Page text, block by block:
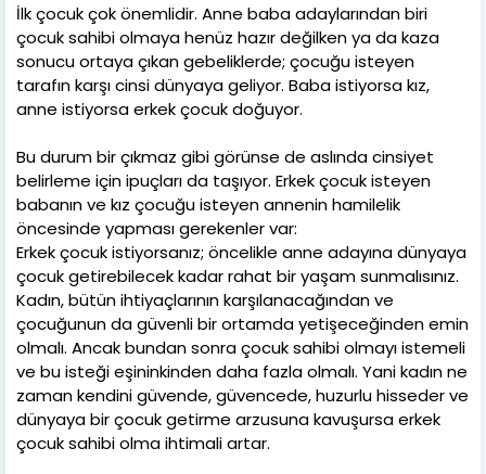
İlk çocuk çok önemlidir. Anne baba adaylarından biri
çocuk sahibi olmaya henüz hazır değilken ya da kaza
sonucu ortaya çıkan gebeliklerde; çocuğu isteyen
tarafın karşı cinsi dünyaya geliyor. Baba istiyorsa kız,
anne istiyorsa erkek çocuk doğuyor.
Bu durum bir çıkmaz gibi görünse de aslında cinsiyet
belirleme için ipuçları da taşıyor. Erkek çocuk isteyen
babanın ve kız çocuğu isteyen annenin hamilelik
öncesinde yapması gerekenler var:
Erkek çocuk istiyorsanız; öncelikle anne adayına dünyaya
çocuk getirebilecek kadar rahat bir yaşam sunmalısınız.
Kadın, bütün ihtiyaçlarının karşılanacağından ve
çocuğunun da güvenli bir ortamda yetişeceğinden emin
olmalı. Ancak bundan sonra çocuk sahibi olmayı istemeli
ve bu isteği eşininkinden daha fazla olmalı. Yani kadın ne
zaman kendini güvende, güvencede, huzurlu hisseder ve
dünyaya bir çocuk getirme arzusuna kavuşursa erkek
çocuk sahibi olma ihtimali artar.